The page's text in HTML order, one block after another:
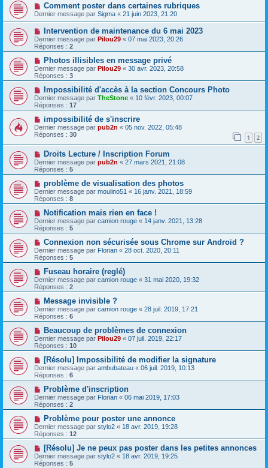
Comment poster dans certaines rubriques
Dernier message par Sigma « 21 juin 2023, 21:20
Intervention de maintenance du 6 mai 2023
Dernier message par Pilou29 « 07 mai 2023, 20:26
Réponses : 2
Photos illisibles en message privé
Dernier message par Pilou29 « 30 avr. 2023, 20:58
Réponses : 3
Impossibilité d'accès à la section Concours Photo
Dernier message par TheStone « 10 févr. 2023, 00:07
Réponses : 17
impossibilité de s'inscrire
Dernier message par pub2n « 05 nov. 2022, 05:48
Réponses : 30 1 2
Droits Lecture / Inscription Forum
Dernier message par pub2n « 27 mars 2021, 21:08
Réponses : 5
problème de visualisation des photos
Dernier message par moulino51 « 16 janv. 2021, 18:59
Réponses : 8
Notification mais rien en face !
Dernier message par camion rouge « 14 janv. 2021, 13:28
Réponses : 5
Connexion non sécurisée sous Chrome sur Android ?
Dernier message par Florian « 28 oct. 2020, 20:11
Réponses : 5
Fuseau horaire (reglé)
Dernier message par camion rouge « 31 mai 2020, 19:32
Réponses : 2
Message invisible ?
Dernier message par camion rouge « 28 juil. 2019, 17:21
Réponses : 6
Beaucoup de problèmes de connexion
Dernier message par Pilou29 « 07 juil. 2019, 22:17
Réponses : 10
[Résolu] Impossibilité de modifier la signature
Dernier message par ambubateau « 06 juil. 2019, 10:13
Réponses : 6
Problème d'inscription
Dernier message par Florian « 06 mai 2019, 17:03
Réponses : 2
Problème pour poster une annonce
Dernier message par stylo2 « 18 avr. 2019, 19:28
Réponses : 12
[Résolu] Je ne peux pas poster dans les petites annonces
Dernier message par stylo2 « 18 avr. 2019, 19:25
Réponses : 5